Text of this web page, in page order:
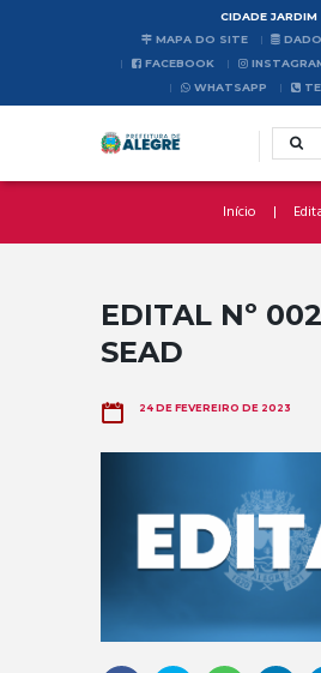
CIDADE JARDIM
MAPA DO SITE
FACEBOOK
WHATSAPP
Início
EDITAL Nº
SEAD
24 DE FEVEREIRO DE 2023